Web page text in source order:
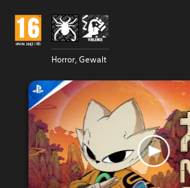
Horror, Gewalt